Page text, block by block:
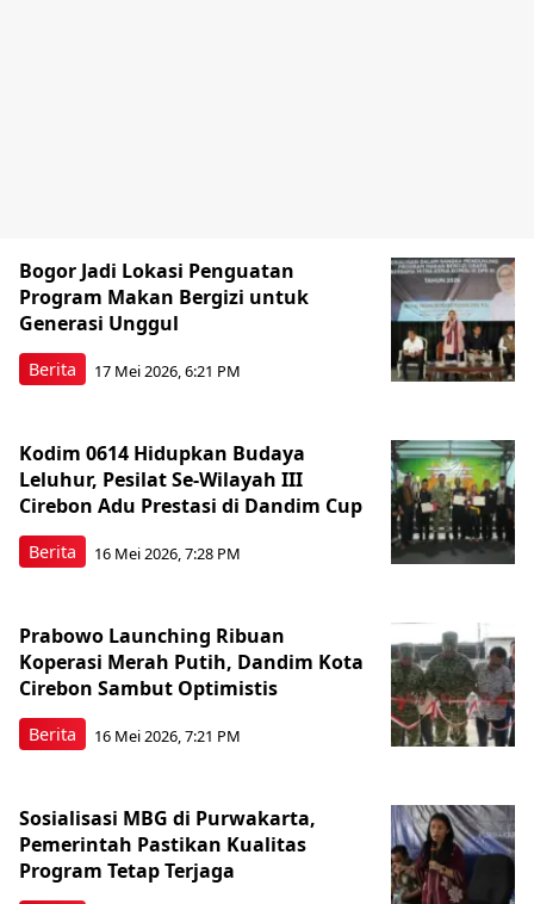
Berita
Bogor Jadi Lokasi Penguatan
Program Makan Bergizi untuk
Generasi Unggul
17 Mei 2026, 6:21 PM
Berita
Kodim 0614 Hidupkan Budaya
Leluhur, Pesilat Se-Wilayah III
Cirebon Adu Prestasi di Dandim Cup
16 Mei 2026, 7:28 PM
Berita
Prabowo Launching Ribuan
Koperasi Merah Putih, Dandim Kota
Cirebon Sambut Optimistis
16 Mei 2026, 7:21 PM
Sosialisasi MBG di Purwakarta,
Pemerintah Pastikan Kualitas
Program Tetap Terjaga